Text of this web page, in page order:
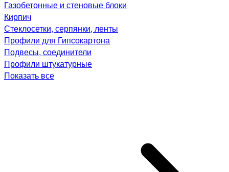
Газобетонные и стеновые блоки
Кирпич
Стеклосетки, серпянки, ленты
Профили для Гипсокартона
Подвесы, соединители
Профили штукатурные
Показать все